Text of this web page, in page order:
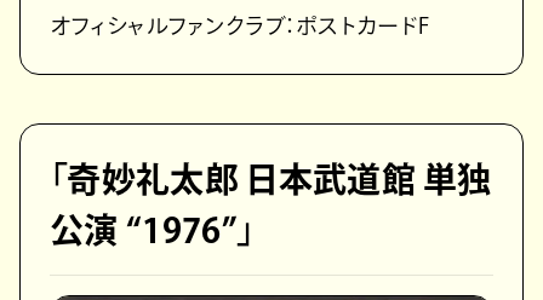
オフィシャルファンクラブ：ポストカードF
「奇妙礼太郎 日本武道館 単独
公演 “1976”」